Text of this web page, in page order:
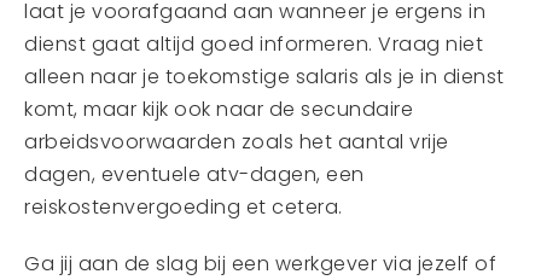
laat je voorafgaand aan wanneer je ergens in
dienst gaat altijd goed informeren. Vraag niet
alleen naar je toekomstige salaris als je in dienst
komt, maar kijk ook naar de secundaire
arbeidsvoorwaarden zoals het aantal vrije
dagen, eventuele atv-dagen, een
reiskostenvergoeding et cetera.
Ga jij aan de slag bij een werkgever via jezelf of